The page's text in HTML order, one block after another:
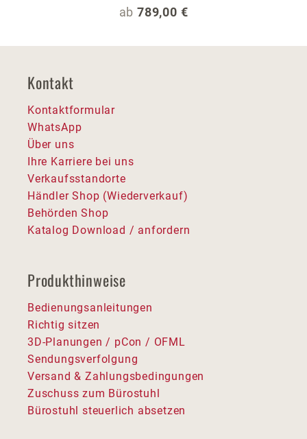
Regulärer Preis:
ab 789,00 €
Kontakt
Kontaktformular
WhatsApp
Über uns
Ihre Karriere bei uns
Verkaufsstandorte
Händler Shop (Wiederverkauf)
Behörden Shop
Katalog Download / anfordern
Produkthinweise
Bedienungsanleitungen
Richtig sitzen
3D-Planungen / pCon / OFML
Sendungsverfolgung
Versand & Zahlungsbedingungen
Zuschuss zum Bürostuhl
Bürostuhl steuerlich absetzen